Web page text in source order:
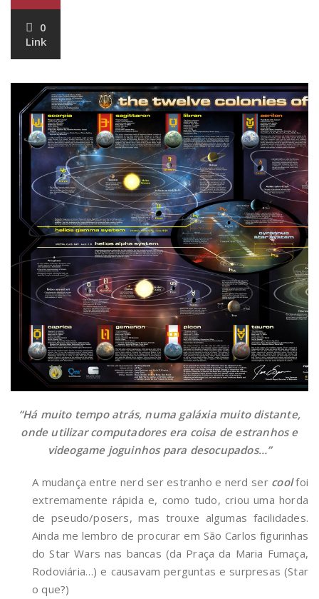
0
Link
“Há muito tempo atrás, numa galáxia muito distante,
onde utilizar computadores era coisa de estranhos e
videogame joguinhos para desocupados…”
A mudança entre nerd ser estranho e nerd ser coolfoi
extremamente rápida e, como tudo, criou uma horda
de pseudo/posers, mas trouxe algumas facilidades.
Ainda me lembro de procurar em São Carlos figurinhas
do Star Wars nas bancas (da Praça da Maria Fumaça,
Rodoviária…) e causavam perguntas e surpresas (Star
o que?)